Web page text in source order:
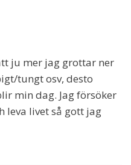
ju mer jag grottar ner
tungt osv, desto
min dag. Jag försöker
leva livet så gott jag